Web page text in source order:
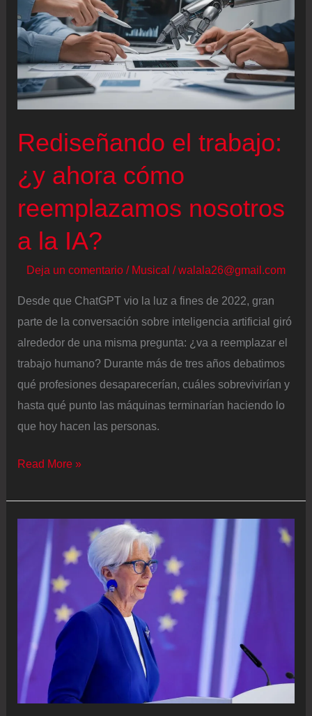
92%
en
los
primeros
resultados
trimestrales
tras
su
salida
Bolsa
Rediseñando el trabajo:
¿y ahora cómo
reemplazamos nosotros
a la IA?
Deja un comentario / Musical /walala26@gmail.com
Desde que ChatGPT vio la luz a fines de 2022, gran
parte de la conversación sobre inteligencia artificial giró
alrededor de una misma pregunta: ¿va a reemplazar el
trabajo humano? Durante más de tres años debatimos
qué profesiones desaparecerían, cuáles sobrevivirían y
hasta qué punto las máquinas terminarían haciendo lo
que hoy hacen las personas.
Rediseñando
trabajo:
ahora
cómo
reemplazamos
nosotros
IA?
Read More »